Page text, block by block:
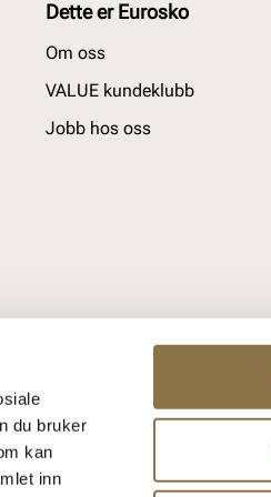
du bruker
kan
inn
Dette er Eurosko
Om oss
VALUE kundeklubb
Jobb hos oss